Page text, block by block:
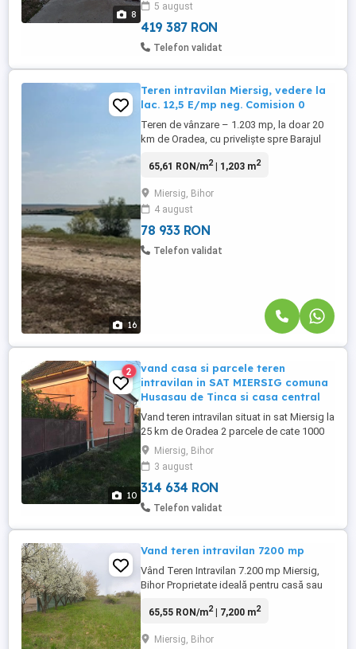
8
liniștită, amplasată deasupra barajului, cu
vedere ...
5 august
419 387 RON
Telefon validat
16
Teren intravilan Miersig, vedere la
lac. 12,5 E/mp neg. Comision 0
Teren de vânzare – 1.203 mp, la doar 20
km de Oradea, cu priveliște spre Barajul
037,50 Euro Vă propunem spre vânzare un
mp, situat la aproximativ 20 km de Oradea,
într-o zonă liniștită, ideală pentru
construirea unei ...
65,61 RON/m2| 1,203 m2
Miersig, Bihor
4 august
78 933 RON
Telefon validat
10
2
vand casa si parcele teren
intravilan in SAT MIERSIG comuna
Husasau de Tinca si casa central
Vand teren intravilan situat in sat Miersig la
25 km de Oradea 2 parcele de cate 1000
mp la 20 euro mp in centrul satului la
soseaua principala. Vand casa in Miersig
central, panou solar, apa, canal, fantana,
sobe teracota, podele, termopane,
structura lemn acoperis schimbat, anexa
Miersig, Bihor
3 august
314 634 RON
Telefon validat
Vand teren intravilan 7200 mp
Vând Teren Intravilan 7.200 mp Miersig,
Bihor Proprietate ideală pentru casă sau
spre Balta Miersig. -Suprafață: 7.200 mp,
Include o căsuță de cca. 14 mp plus
65,55 RON/m2| 7,200 m2
Miersig, Bihor